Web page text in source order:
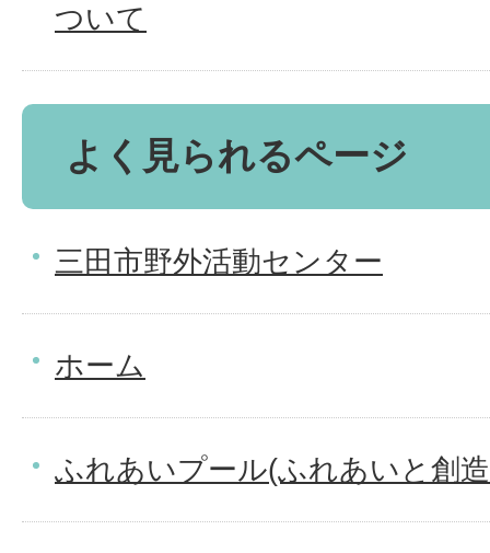
ついて
よく見られるページ
三田市野外活動センター
ホーム
ふれあいプール(ふれあいと創